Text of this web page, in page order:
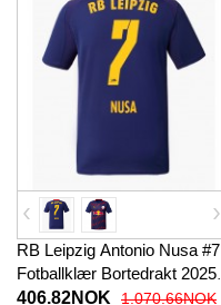
RB Leipzig Antonio Nusa #7
Fotballklær Bortedrakt 2025-
26 Kortermet
406.82NOK 1.070.66NOK